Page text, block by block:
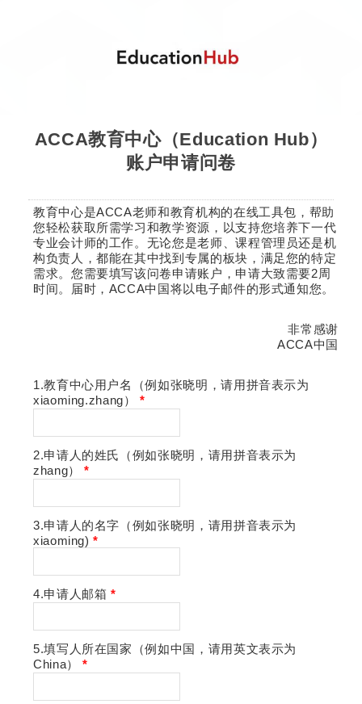
ACCA教育中心（Education Hub）
账户申请问卷
教育中心是ACCA老师和教育机构的在线工具包，帮助
您轻松获取所需学习和教学资源，以支持您培养下一代
专业会计师的工作。无论您是老师、课程管理员还是机
构负责人，都能在其中找到专属的板块，满足您的特定
需求。您需要填写该问卷申请账户，申请大致需要2周
时间。届时，ACCA中国将以电子邮件的形式通知您。
非常感谢
ACCA中国
1.教育中心用户名（例如张晓明，请用拼音表示为
xiaoming.zhang）*
2.申请人的姓氏（例如张晓明，请用拼音表示为
zhang）*
3.申请人的名字（例如张晓明，请用拼音表示为
xiaoming)*
4.申请人邮箱*
5.填写人所在国家（例如中国，请用英文表示为
China）*